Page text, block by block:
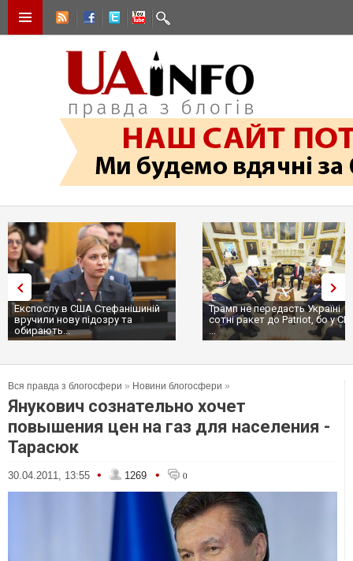
Експослу в США Стефанішиній
вручили нову підозру та
обирають...
Трамп не передасть Україні
сотні ракет до Patriot, бо у
...
Вся правда з блогосфери » Новини блогосфери »
Янукович сознательно хочет
повышения цен на газ для населения -
Тарасюк
30.04.2011, 13:55 • 1269 • 0